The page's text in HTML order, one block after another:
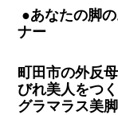
●あなたの脚
ナー
町田市の外反
びれ美人をつ
グラマラス美